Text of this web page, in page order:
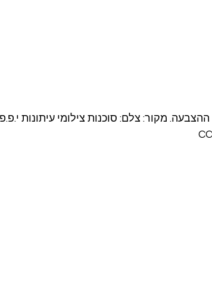
נתוני ההצבעה. מקור: צלם: סוכנות צילומי עיתונות